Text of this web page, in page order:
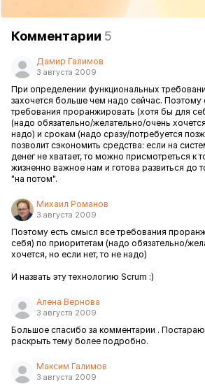
Комментарии 5
Дамир Галимов
3 августа 2009
При определении функциональных
захочется больше чем надо сейчас. Поэтому
требования проранжировать (хотя бы для
(надо обязательно/желательно/очень
надо) и срокам (надо сразу/потребуется
позволит сэкономить средства: если на
денег не хватает, то можно присмотреться к
жизненно важное нам и готова развиться до
"на потом".
Михаил Романов
3 августа 2009
Поэтому есть смысл все требования
себя) по приоритетам (надо обязательно/
хочется, но если нет, то не надо)
И назвать эту технологию Scrum :)
Алена Вернова
3 августа 2009
Большое спасибо за комментарии .
раскрыть тему более подробно.
Максим Галимов
3 августа 2009